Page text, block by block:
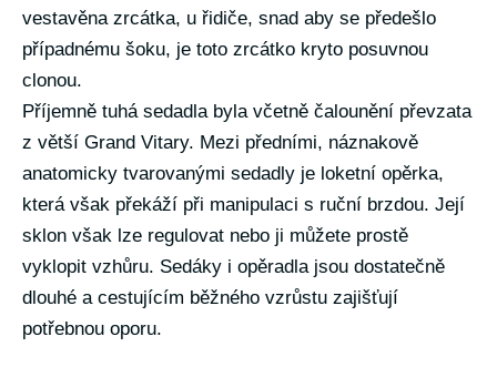
vestavěna zrcátka, u řidiče, snad aby se předešlo
případnému šoku, je toto zrcátko kryto posuvnou
clonou.
Příjemně tuhá sedadla byla včetně čalounění převzata
z větší Grand Vitary. Mezi předními, náznakově
anatomicky tvarovanými sedadly je loketní opěrka,
která však překáží při manipulaci s ruční brzdou. Její
sklon však lze regulovat nebo ji můžete prostě
vyklopit vzhůru. Sedáky i opěradla jsou dostatečně
dlouhé a cestujícím běžného vzrůstu zajišťují
potřebnou oporu.